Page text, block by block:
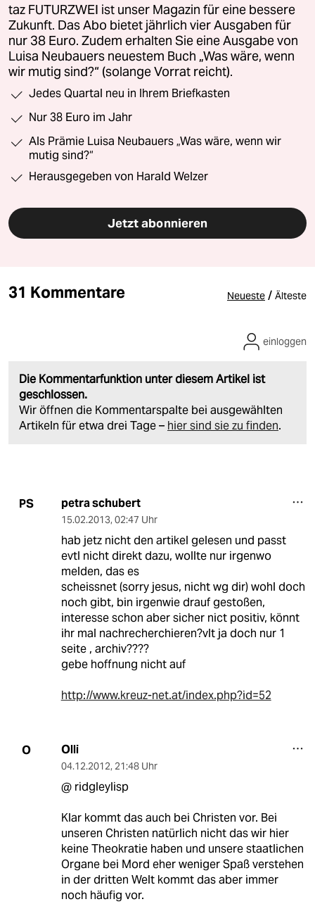
taz FUTURZWEI ist unser Magazin für eine bessere
Zukunft. Das Abo bietet jährlich vier Ausgaben für
nur 38 Euro. Zudem erhalten Sie eine Ausgabe von
Luisa Neubauers neuestem Buch „Was wäre, wenn
wir mutig sind?“ (solange Vorrat reicht).
Jedes Quartal neu in Ihrem Briefkasten
Nur 38 Euro im Jahr
Als Prämie Luisa Neubauers „Was wäre, wenn wir
mutig sind?“
Herausgegeben von Harald Welzer
Jetzt abonnieren
31 Kommentare Neueste / Älteste
Die Kommentarfunktion unter diesem Artikel ist
geschlossen.
Wir öffnen die Kommentarspalte bei ausgewählten
Artikeln für etwa drei Tage – hier sind sie zu finden.
einloggen
PS petra schubert
15.02.2013, 02:47 Uhr
hab jetz nicht den artikel gelesen und passt
evtl nicht direkt dazu, wollte nur irgenwo
melden, das es
scheissnet (sorry jesus, nicht wg dir) wohl doch
noch gibt, bin irgenwie drauf gestoßen,
interesse schon aber sicher nict positiv, könnt
ihr mal nachrecherchieren?vlt ja doch nur 1
seite , archiv????
gebe hoffnung nicht auf
http://www.kreuz-net.at/index.php?id=52
O Olli
04.12.2012, 21:48 Uhr
@ ridgleylisp
Klar kommt das auch bei Christen vor. Bei
unseren Christen natürlich nicht das wir hier
keine Theokratie haben und unsere staatlichen
Organe bei Mord eher weniger Spaß verstehen
in der dritten Welt kommt das aber immer
noch häufig vor.